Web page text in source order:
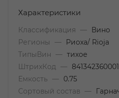
Характеристики
Классификация —
Вино
Регионы
—
Риоха/ Rioja
ТипыВин
— тихое
ШтрихКод
—
Емкость
—
0.75
Сортовый состав
—